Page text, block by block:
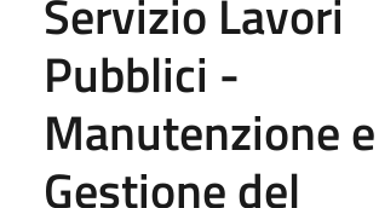
Servizio Lavori
Pubblici -
Manutenzione e
Gestione del